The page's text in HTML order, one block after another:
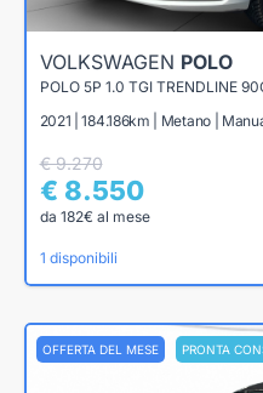
VOLKSWAGEN POLO
POLO 5P 1.0 TGI TRENDLINE
2021 | 184.186km | Metano |
€ 9.270
€ 8.550
da 182€ al mese
1 disponibili
OFFERTA DEL MESE PRONTA